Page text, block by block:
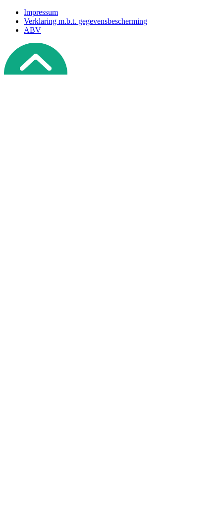
Impressum
Verklaring m.b.t. gegevensbescherming
ABV